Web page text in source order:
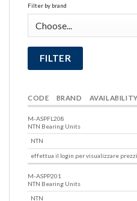
Filter by brand
CODE BRAND AVAILABILITY
M-ASPFL208
NTN Bearing Units
NTN
effettua il login per visualizzare
M-ASPP201
NTN Bearing Units
NTN